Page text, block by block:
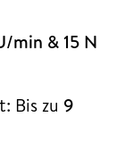
min & 15 N
Bis zu 9